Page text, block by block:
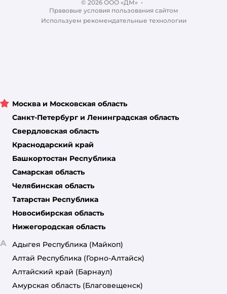
Блог
© 2026 ООО «ДМ» •
Правовые условия пользования сайтом
Используем рекомендательные технологии
Москва и Московская область
Санкт-Петербург и Ленинградская область
Свердловская область
Краснодарский край
Башкортостан Республика
Самарская область
Челябинская область
Татарстан Республика
Новосибирская область
Нижегородская область
А Адыгея Республика (Майкоп)
Алтай Республика (Горно-Алтайск)
Алтайский край (Барнаул)
Амурская область (Благовещенск)